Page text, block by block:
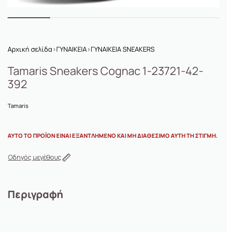
Αρχική σελίδα›ΓΥΝΑΙΚΕΙΑ›ΓΥΝΑΙΚΕΙΑ SNEAKERS
Tamaris Sneakers Cognac 1-23721-42-
392
Tamaris
ΑΥΤΌ ΤΟ ΠΡΟΪΌΝ ΕΊΝΑΙ ΕΞΑΝΤΛΗΜΈΝΟ ΚΑΙ ΜΗ ΔΙΑΘΈΣΙΜΟ ΑΥΤΉ ΤΗ ΣΤΙΓΜΉ.
Οδηγός μεγέθους
Περιγραφή